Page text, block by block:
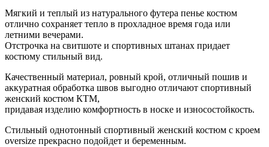
Мягкий и теплый из натурального футера пенье костюм
отлично сохраняет тепло в прохладное время года или
летними вечерами.
Отстрочка на свитшоте и спортивных штанах придает
костюму стильный вид.
Качественный материал, ровный крой, отличный пошив и
аккуратная обработка швов выгодно отличают спортивный
женский костюм КТМ,
придавая изделию комфортность в носке и износостойкость.
Стильный однотонный спортивный женский костюм с кроем
oversize прекрасно подойдет и беременным.